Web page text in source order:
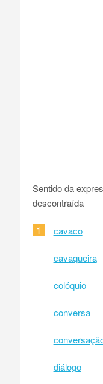
Sentido da
descontraída
1 cavaco
cavaqueira
colóquio
conversa
diálogo